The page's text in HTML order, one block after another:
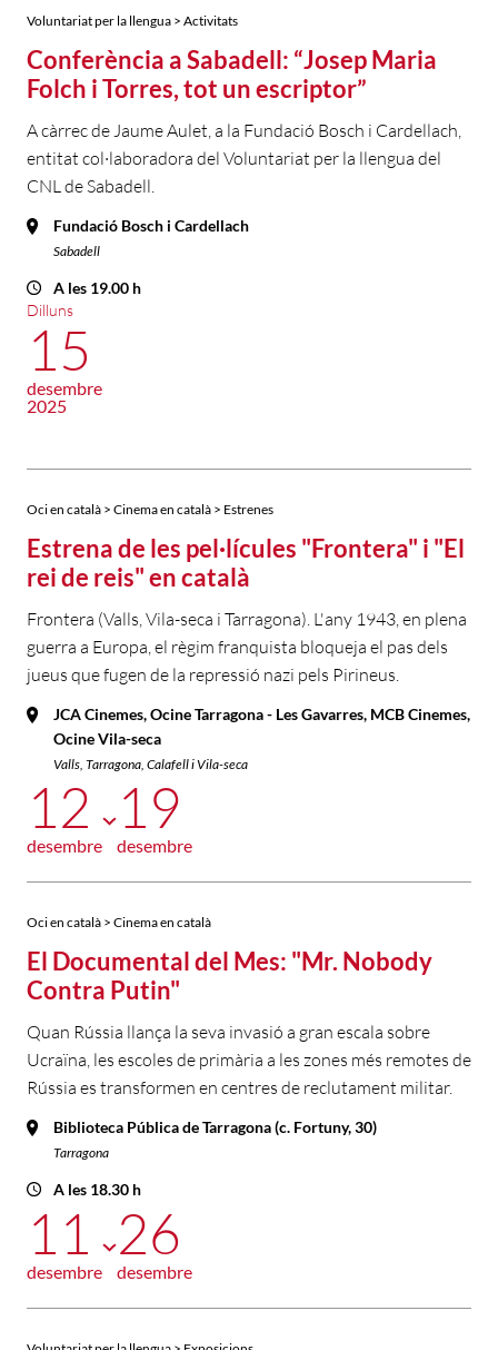
Voluntariat per la llengua > Activitats
Conferència a Sabadell: “Josep Maria
Folch i Torres, tot un escriptor”
A càrrec de Jaume Aulet, a la Fundació Bosch i Cardellach,
entitat col·laboradora del Voluntariat per la llengua del
CNL de Sabadell.
Fundació Bosch i Cardellach
Sabadell
A les 19.00 h
Dilluns
15
desembre
2025
Oci en català > Cinema en català > Estrenes
Estrena de les pel·lícules "Frontera" i "El
rei de reis" en català
Frontera (Valls, Vila-seca i Tarragona). L'any 1943, en plena
guerra a Europa, el règim franquista bloqueja el pas dels
jueus que fugen de la repressió nazi pels Pirineus.
JCA Cinemes, Ocine Tarragona - Les Gavarres, MCB Cinemes,
Ocine Vila-seca
Valls, Tarragona, Calafell i Vila-seca
12
desembre
19
desembre
Oci en català > Cinema en català
El Documental del Mes: "Mr. Nobody
Contra Putin"
Quan Rússia llança la seva invasió a gran escala sobre
Ucraïna, les escoles de primària a les zones més remotes de
Rússia es transformen en centres de reclutament militar.
Biblioteca Pública de Tarragona (c. Fortuny, 30)
Tarragona
A les 18.30 h
11
desembre
26
desembre